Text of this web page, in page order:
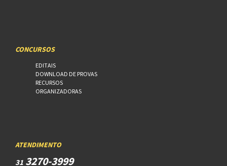
CONCURSOS
EDITAIS
DOWNLOAD DE PROVAS
RECURSOS
ORGANIZADORAS
ATENDIMENTO
31 3270-3999